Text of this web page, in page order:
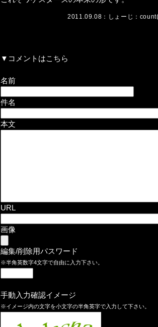
2011.09.08： しょーじ ：
▼コメントはこちら
名前
件名
本文
URL
画像
編集/削除用パスワード
※半角英数字4文字で自由に入力下さい。
手動入力確認イメージ
※イメージ内の文字を小文字の半角英字で入力して下さい。